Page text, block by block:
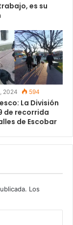
es su
2024 594
La División
de recorrida
de Escobar
Los